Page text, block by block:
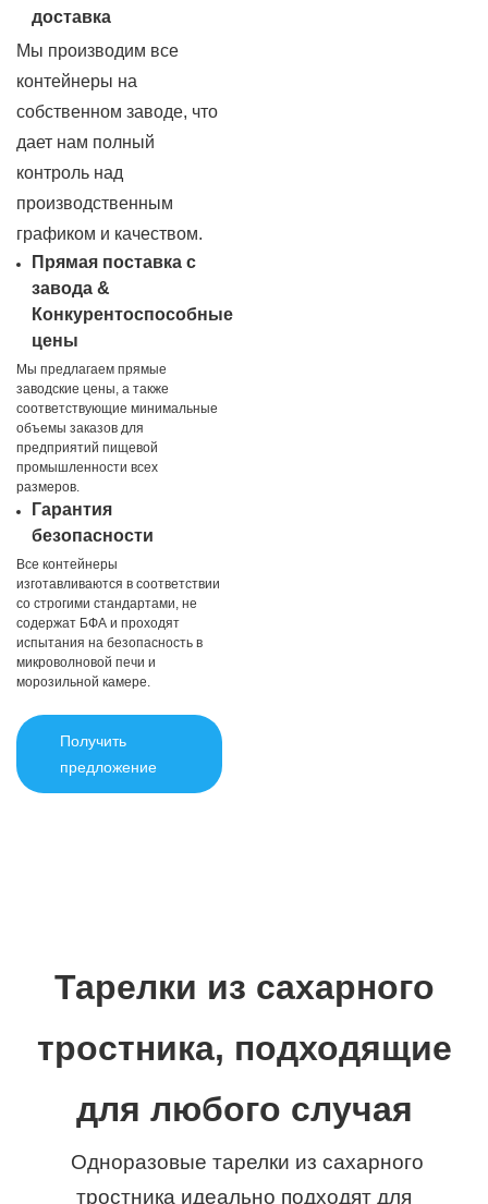
доставка
Мы производим все
контейнеры на
собственном заводе, что
дает нам полный
контроль над
производственным
графиком и качеством.
Прямая поставка с
завода &
Конкурентоспособные
цены
Мы предлагаем прямые
заводские цены, а также
соответствующие минимальные
объемы заказов для
предприятий пищевой
промышленности всех
размеров.
Гарантия
безопасности
Все контейнеры
изготавливаются в соответствии
со строгими стандартами, не
содержат БФА и проходят
испытания на безопасность в
микроволновой печи и
морозильной камере.
Получить
предложение
Тарелки из сахарного
тростника, подходящие
для любого случая
Одноразовые тарелки из сахарного
тростника идеально подходят для